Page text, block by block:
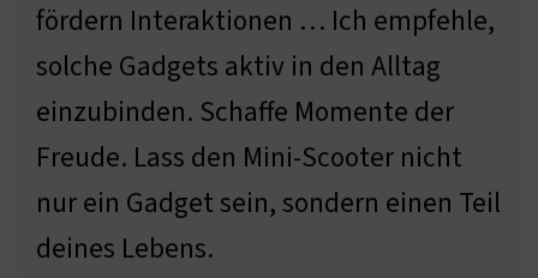
fördern Interaktionen … Ich empfehle,
solche Gadgets aktiv in den Alltag
einzubinden. Schaffe Momente der
Freude. Lass den Mini-Scooter nicht
nur ein Gadget sein, sondern einen Teil
deines Lebens.